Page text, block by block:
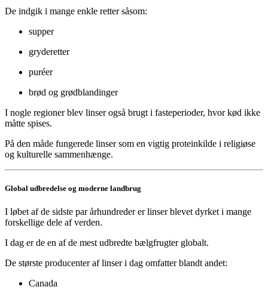
De indgik i mange enkle retter såsom:
supper
gryderetter
puréer
brød og grødblandinger
I nogle regioner blev linser også brugt i fasteperioder, hvor kød ikke
måtte spises.
På den måde fungerede linser som en vigtig proteinkilde i religiøse
og kulturelle sammenhænge.
Global udbredelse og moderne landbrug
I løbet af de sidste par århundreder er linser blevet dyrket i mange
forskellige dele af verden.
I dag er de en af de mest udbredte bælgfrugter globalt.
De største producenter af linser i dag omfatter blandt andet:
Canada